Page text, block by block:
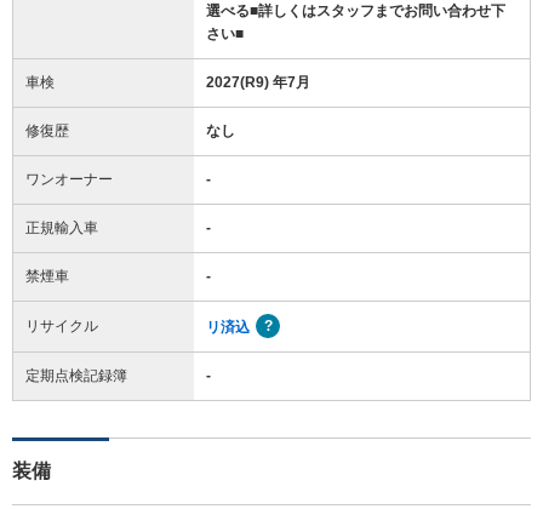
選べる■詳しくはスタッフまでお問い合わせ下
さい■
車検 2027(R9) 年7月
修復歴 なし
ワンオーナー -
正規輸入車 -
禁煙車 -
リサイクル リ済込
定期点検記録簿 -
装備